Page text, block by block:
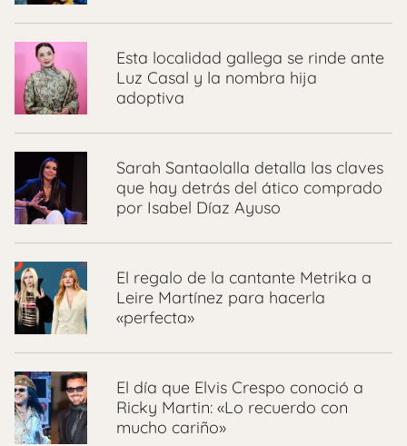
Esta localidad gallega se rinde ante
Luz Casal y la nombra hija
adoptiva
Sarah Santaolalla detalla las claves
que hay detrás del ático comprado
por Isabel Díaz Ayuso
El regalo de la cantante Metrika a
Leire Martínez para hacerla
«perfecta»
El día que Elvis Crespo conoció a
Ricky Martin: «Lo recuerdo con
mucho cariño»